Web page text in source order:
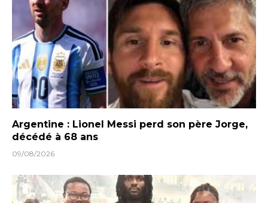
Argentine : Lionel Messi perd son père Jorge,
décédé à 68 ans
09/08/2026